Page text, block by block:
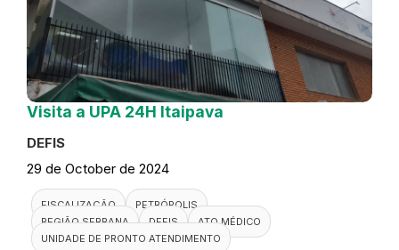
Visita a UPA 24H Itaipava
DEFIS
29 de October de 2024
FISCALIZAÇÃO
PETRÓPOLIS
REGIÃO SERRANA
DEFIS
ATO MÉDICO
UNIDADE DE PRONTO ATENDIMENTO